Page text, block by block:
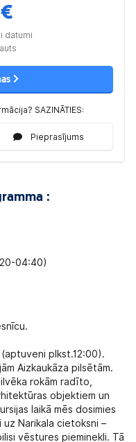
€
datumi
SAZINĀTIES:
Pieprasījums
:
04:40)
plkst.12:00).
Aizkaukāza pilsētām.
rokām radīto,
objektiem un
laikā mēs dosimies
Narikala cietoksni –
vēstures pieminekli. Tā